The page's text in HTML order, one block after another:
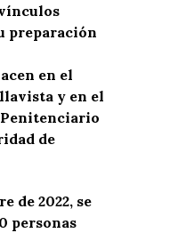
preparación
en el
y en el
de
de 2022, se
personas